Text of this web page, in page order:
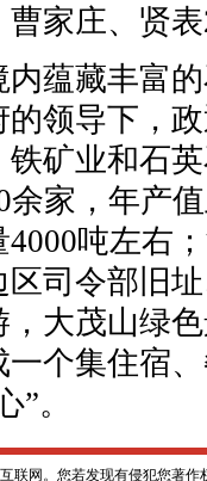
家庄、贤
藏丰富的
领导下，
矿业和石
余家，年产
吨左右
区司令部旧
大茂山绿
个集住宿
”。
联网。您若发现有侵犯您著